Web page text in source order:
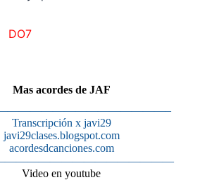
Mas acordes de JAF
Transcripción x javi29
javi29clases.blogspot.com
acordesdcanciones.com
Video en youtube